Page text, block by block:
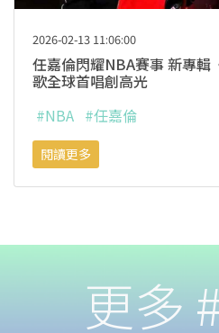
2026-02-13 11:06:00
任嘉倫閃耀NBA賽事 新專
歌全球首唱創高光
#NBA #任嘉倫
閱讀更多
更多